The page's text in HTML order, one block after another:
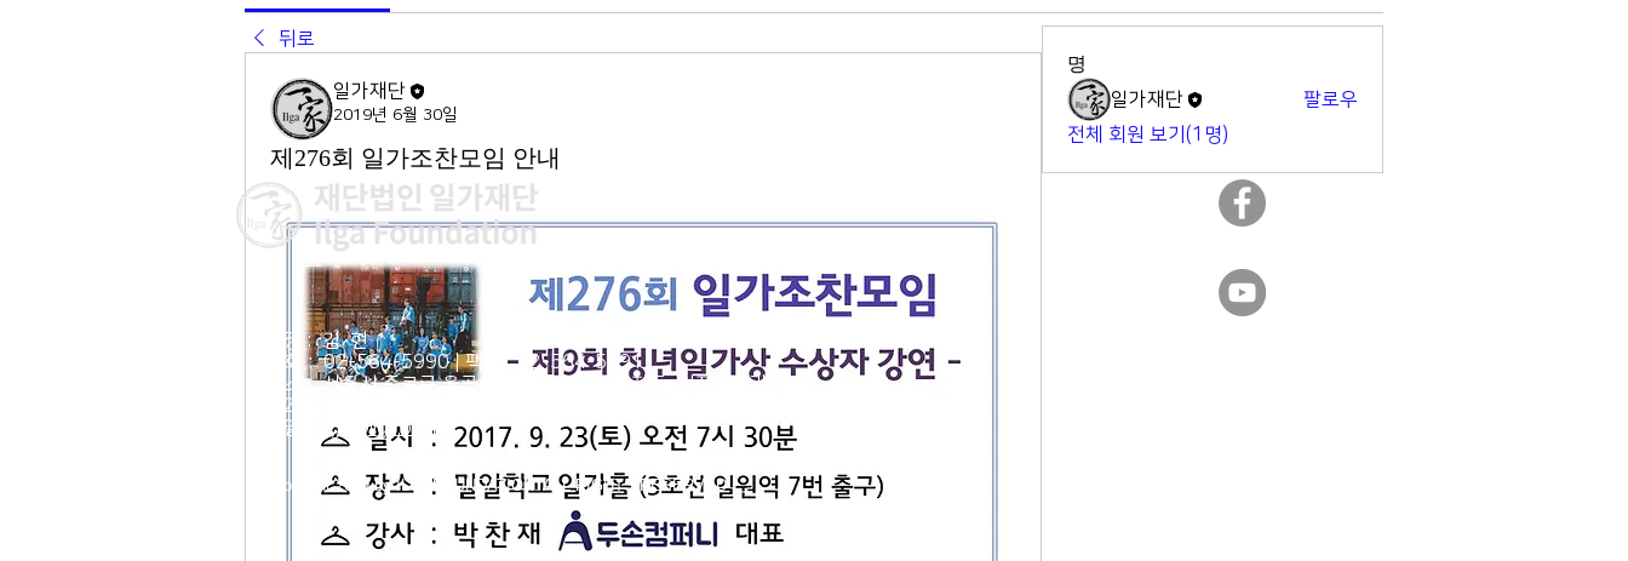
뒤로
일가재단
2019년 6월 30일
제276회 일가조찬모임 안내
명
일가재단
팔로우
전체 회원 보기(1명)
이사장 : 김 현
전 화 : 02-564-5990 | 팩스 : 02-564-5991
주 소 : 서울시 종로구 율곡로 190, 407호 (연지동, 여전도회관) (우)
03127
​이메일 :
ilga@ilga.or.kr
© Copyright 2019 by ILGAFOUNDATION. ALL RIGHTS RESERVED